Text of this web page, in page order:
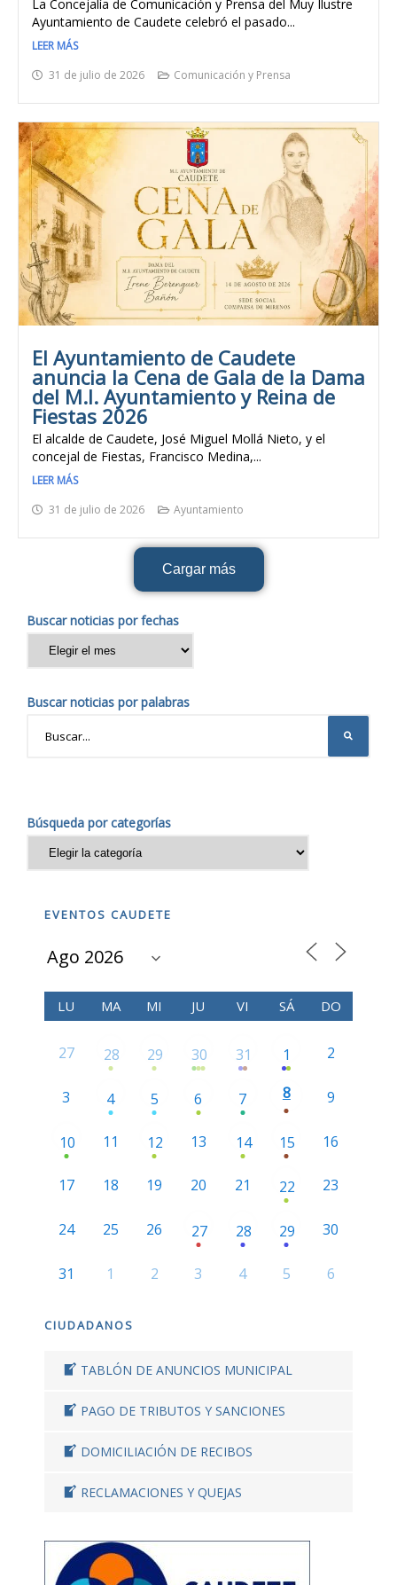
La Concejalía de Comunicación y Prensa del Muy Ilustre
Ayuntamiento de Caudete celebró el pasado...
LEER MÁS
31 de julio de 2026
Comunicación y Prensa
El Ayuntamiento de Caudete
anuncia la Cena de Gala de la Dama
del M.I. Ayuntamiento y Reina de
Fiestas 2026
El alcalde de Caudete, José Miguel Mollá Nieto, y el
concejal de Fiestas, Francisco Medina,...
LEER MÁS
31 de julio de 2026
Ayuntamiento
Cargar más
Buscar noticias por fechas
Buscar noticias por palabras
Búsqueda por categorías
EVENTOS CAUDETE
LU MA MI JU VI SÁ DO
27 28 29 30 31 1 2
3 4 5 6 7 8 9
10 11 12 13 14 15 16
17 18 19 20 21 22 23
24 25 26 27 28 29 30
31 1 2 3 4 5 6
CIUDADANOS
TABLÓN DE ANUNCIOS MUNICIPAL
PAGO DE TRIBUTOS Y SANCIONES
DOMICILIACIÓN DE RECIBOS
RECLAMACIONES Y QUEJAS